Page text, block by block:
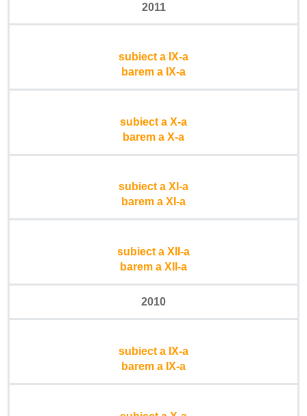
2011
subiect a IX-a
barem a IX-a
subiect a X-a
barem a X-a
subiect a XI-a
barem a XI-a
subiect a XII-a
barem a XII-a
2010
subiect a IX-a
barem a IX-a